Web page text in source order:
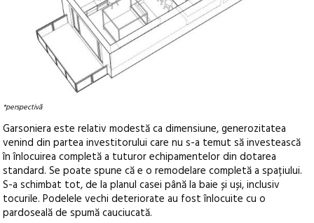
*perspectivă
Garsoniera este relativ modestă ca dimensiune, generozitatea
venind din partea investitorului care nu s-a temut să investească
în înlocuirea completă a tuturor echipamentelor din dotarea
standard. Se poate spune că e o remodelare completă a spațiului.
S-a schimbat tot, de la planul casei până la baie și uși, inclusiv
tocurile. Podelele vechi deteriorate au fost înlocuite cu o
pardoseală de spumă cauciucată.